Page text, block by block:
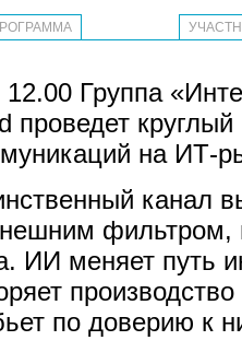
12.00 Группа
проведет
на ИТ-
канал
фильтром,
ИИ меняет путь
по доверию к